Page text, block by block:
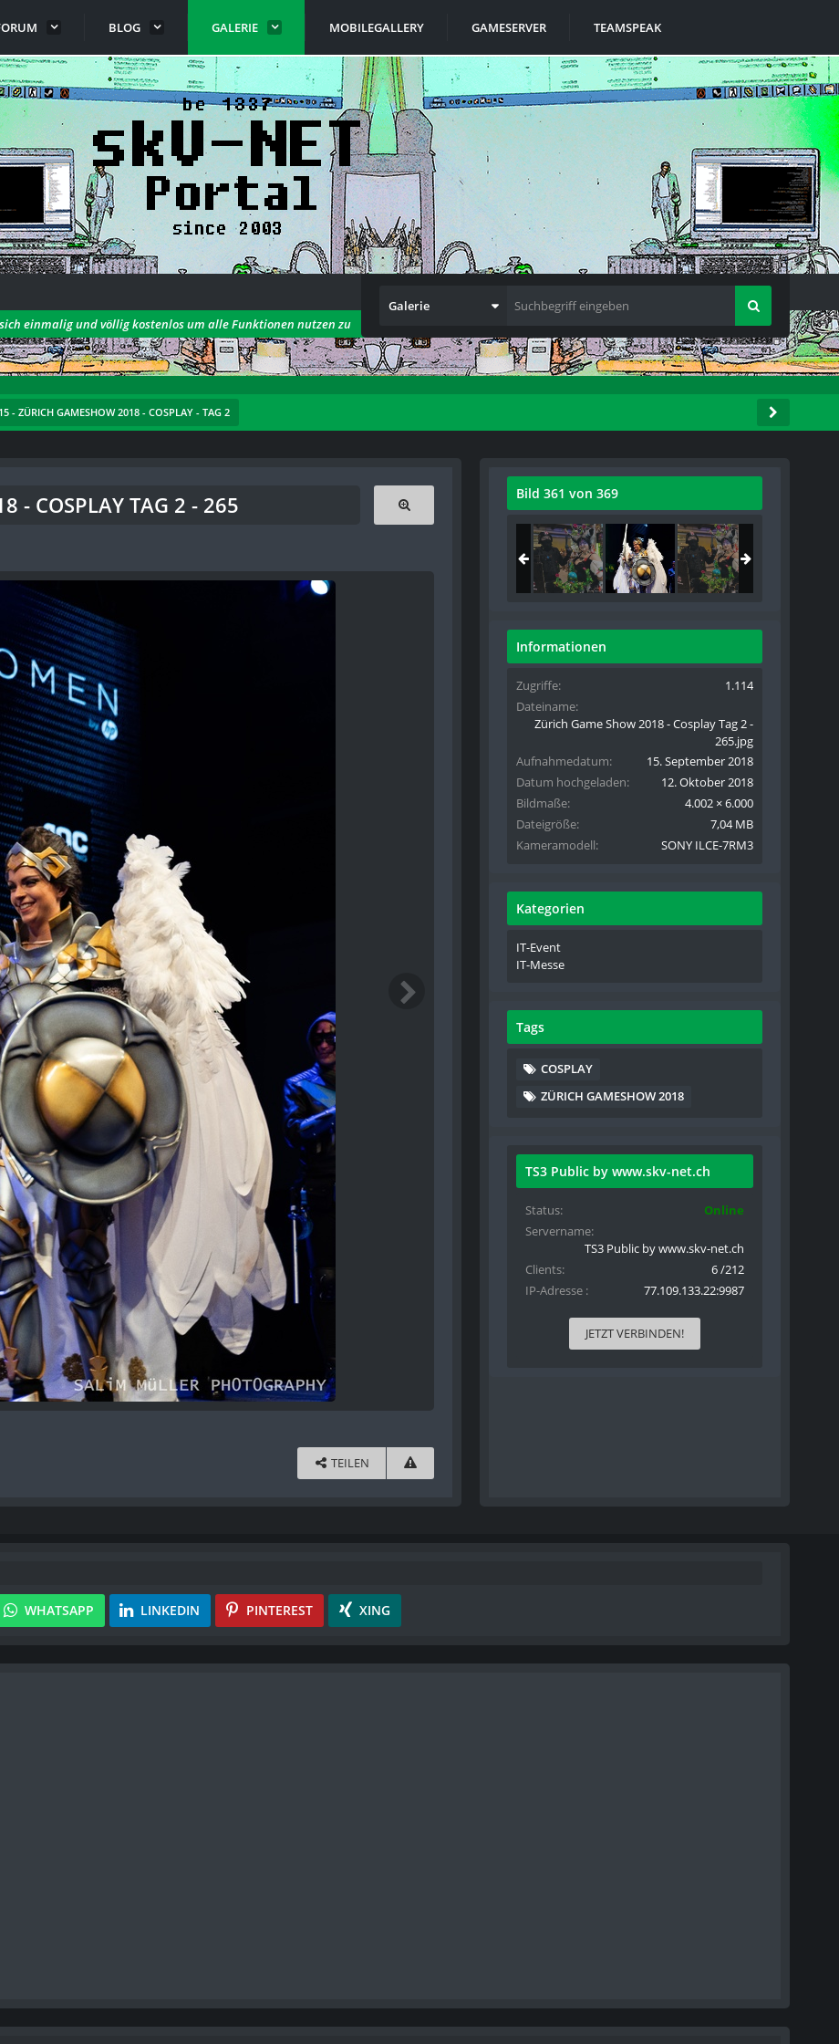
BLOG GALERIE MOBILEGALLERY GAMESERVER TEAMSPEAK
Galerie
einmalig und völlig kostenlos um alle Funktionen nutzen zu
- ZÜRICH GAMESHOW 2018 - COSPLAY - TAG 2
- COSPLAY TAG 2 - 265
TEILEN
Bild 361 von 369
Informationen
Zugriffe
1.114
Dateiname
Zürich Game Show 2018 - Cosplay Tag 2 -
265.jpg
Aufnahmedatum
15. September 2018
Datum hochgeladen
12. Oktober 2018
Bildmaße
4.002 × 6.000
Dateigröße
7,04 MB
Kameramodell
SONY ILCE-7RM3
Kategorien
IT-Event
IT-Messe
Tags
COSPLAY
ZÜRICH GAMESHOW 2018
TS3 Public by www.skv-net.ch
Status
Online
Servername
TS3 Public by www.skv-net.ch
Clients
6 /212
IP-Adresse
77.109.133.22:9987
JETZT VERBINDEN!
WHATSAPP LINKEDIN PINTEREST XING